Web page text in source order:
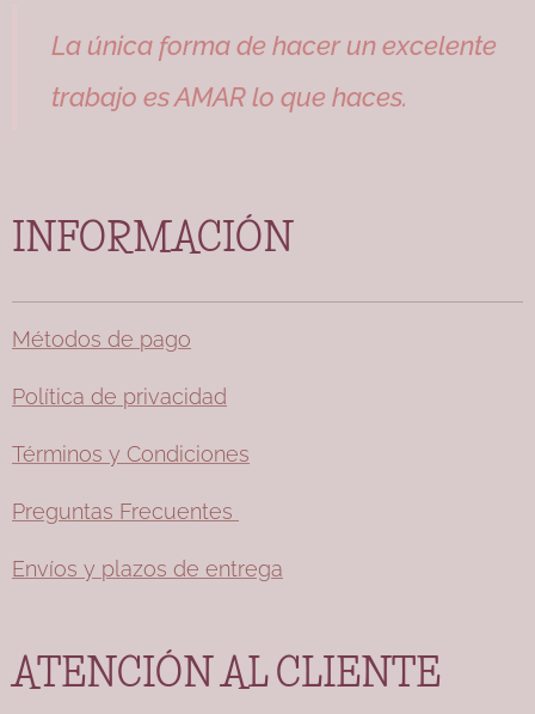
La única forma de hacer un excelente
trabajo es AMAR lo que haces.
INFORMACIÓN
Métodos de pago
Política de privacidad
Términos y Condiciones
Preguntas Frecuentes
Envíos y plazos de entrega
ATENCIÓN AL CLIENTE